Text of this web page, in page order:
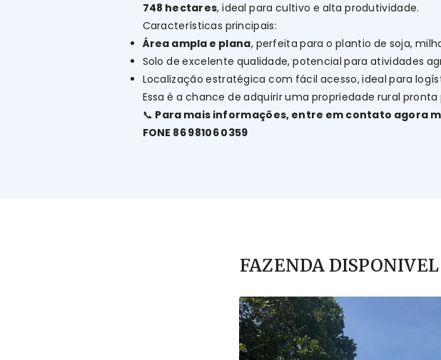
748 hectares, ideal para cultivo e alta produtividade.
Características principais:
Área ampla e plana, perfeita para o plantio de soja,
Solo de excelente qualidade, potencial para atividades
Localização estratégica com fácil acesso, ideal para
Essa é a chance de adquirir uma propriedade rural
📞 Para mais informações, entre em contato agora
FONE 86 98106 0359
FAZENDA